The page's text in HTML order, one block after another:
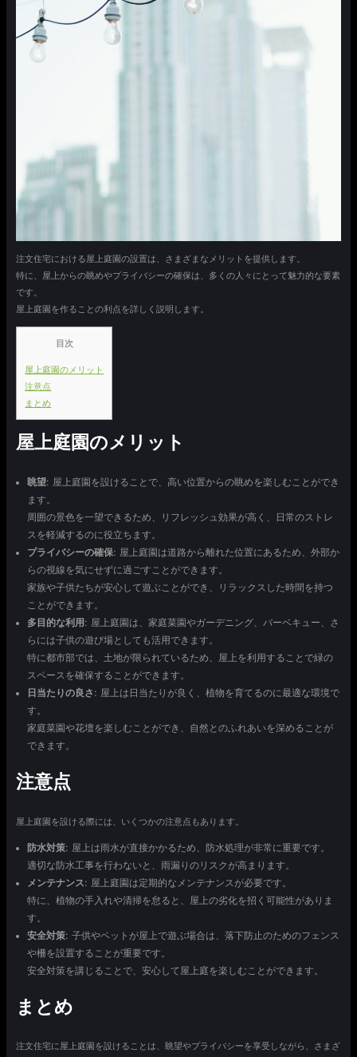
注文住宅における屋上庭園の設置は、さまざまなメリットを提供します。
特に、屋上からの眺めやプライバシーの確保は、多くの人々にとって魅力的な要素
です。
屋上庭園を作ることの利点を詳しく説明します。
目次
屋上庭園のメリット
注意点
まとめ
屋上庭園のメリット
眺望: 屋上庭園を設けることで、高い位置からの眺めを楽しむことができ
ます。
周囲の景色を一望できるため、リフレッシュ効果が高く、日常のストレ
スを軽減するのに役立ちます。
プライバシーの確保: 屋上庭園は道路から離れた位置にあるため、外部か
らの視線を気にせずに過ごすことができます。
家族や子供たちが安心して遊ぶことができ、リラックスした時間を持つ
ことができます。
多目的な利用 : 屋上庭園は、家庭菜園やガーデニング、バーベキュー、さ
らには子供の遊び場としても活用できます。
特に都市部では、土地が限られているため、屋上を利用することで緑の
スペースを確保することができます。
日当たりの良さ : 屋上は日当たりが良く、植物を育てるのに最適な環境で
す。
家庭菜園や花壇を楽しむことができ、自然とのふれあいを深めることが
できます。
注意点
屋上庭園を設ける際には、いくつかの注意点もあります。
防水対策: 屋上は雨水が直接かかるため、防水処理が非常に重要です。
適切な防水工事を行わないと、雨漏りのリスクが高まります。
メンテナンス: 屋上庭園は定期的なメンテナンスが必要です。
特に、植物の手入れや清掃を怠ると、屋上の劣化を招く可能性がありま
す。
安全対策: 子供やペットが屋上で遊ぶ場合は、落下防止のためのフェンス
や柵を設置することが重要です。
安全対策を講じることで、安心して屋上庭を楽しむことができます。
まとめ
注文住宅に屋上庭園を設けることは、眺望やプライバシーを享受しながら、さまざ